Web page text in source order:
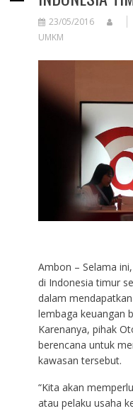
23/05/2016
UMKM
Ambon – Selama
di Indonesia timur
dalam
lembaga keuangan
Karenanya, pihak
berencana untuk
kawasan tersebut.
“Kita akan
atau pelaku usaha